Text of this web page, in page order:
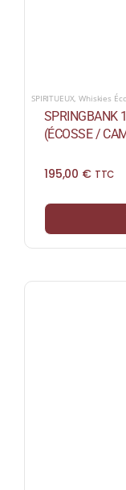
SPIRITUEUX,Whiskies
SPRINGBANK
(ÉCOSSE /
195,00 € TTC